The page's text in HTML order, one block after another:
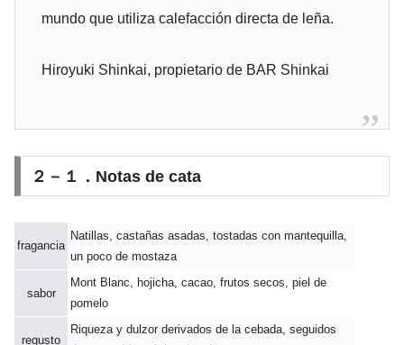
mundo que utiliza calefacción directa de leña.
Hiroyuki Shinkai, propietario de BAR Shinkai
２－１．Notas de cata
fragancia
Natillas, castañas asadas, tostadas con mantequilla,
un poco de mostaza
sabor
Mont Blanc, hojicha, cacao, frutos secos, piel de
pomelo
regusto
Riqueza y dulzor derivados de la cebada, seguidos